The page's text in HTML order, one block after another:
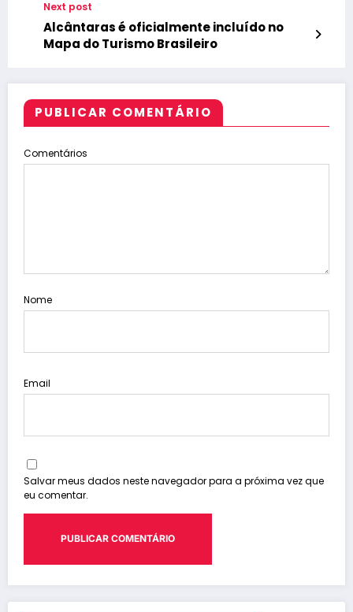
Next post
Alcântaras é oficialmente incluído no
Mapa do Turismo Brasileiro
PUBLICAR COMENTÁRIO
Comentários
Nome
Email
Salvar meus dados neste navegador para a próxima vez que
eu comentar.